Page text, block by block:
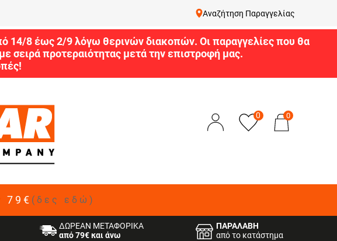
Αναζήτηση Παραγγελίας
14/8 έως 2/9 λόγω θερινών διακοπών. Οι παραγγελίες που θα
σειρά προτεραιότητας μετά την επιστροφή μας.
0 0
79€ (δες εδώ)
ΔΩΡΕΑΝ ΜΕΤΑΦΟΡΙΚΑ
από 79€ και άνω
ΠΑΡΑΛΑΒΗ
από το κατάστημα